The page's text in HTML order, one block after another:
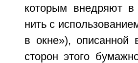
которым внедряют
нить с
в окне»),
сторон этого